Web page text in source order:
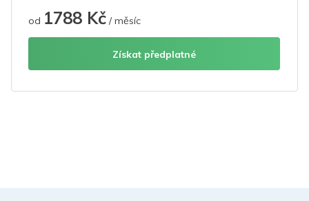
od 1788 Kč / měsíc
Získat předplatné